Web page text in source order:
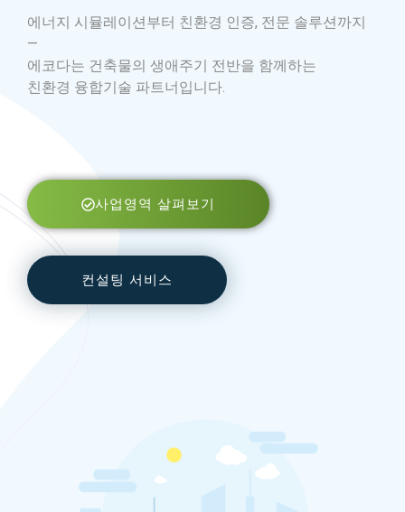
에너지 시뮬레이션부터 친환경 인증, 전문 솔루션까지
—
에코다는 건축물의 생애주기 전반을 함께하는
친환경 융합기술 파트너입니다.
사업영역 살펴보기
컨설팅 서비스